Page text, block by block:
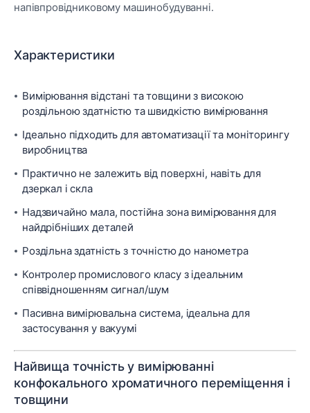
напівпровідниковому машинобудуванні.
Характеристики
Вимірювання відстані та товщини з високою
роздільною здатністю та швидкістю вимірювання
Ідеально підходить для автоматизації та моніторингу
виробництва
Практично не залежить від поверхні, навіть для
дзеркал і скла
Надзвичайно мала, постійна зона вимірювання для
найдрібніших деталей
Роздільна здатність з точністю до нанометра
Контролер промислового класу з ідеальним
співвідношенням сигнал/шум
Пасивна вимірювальна система, ідеальна для
застосування у вакуумі
Найвища точність у вимірюванні
конфокального хроматичного переміщення і
товщини